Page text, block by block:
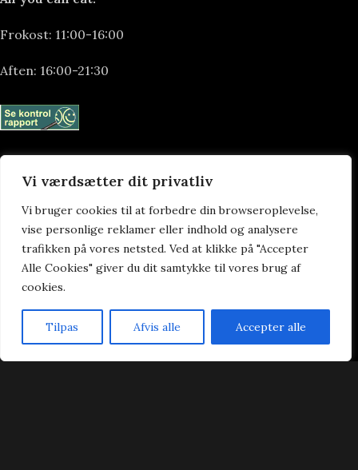
Vi værdsætter dit privatliv
Vi bruger cookies til at forbedre din browseroplevelse,
vise personlige reklamer eller indhold og analysere
trafikken på vores netsted. Ved at klikke på "Accepter
Alle Cookies" giver du dit samtykke til vores brug af
cookies.
Tilpas Afvis alle Accepter alle
Frokost: 11:00-16:00
Aften: 16:00-21:30
Forside
Takeaway
Ad Libitum
Kontakt
Handelsbetingelser
Cookie- & privatlivspolitik